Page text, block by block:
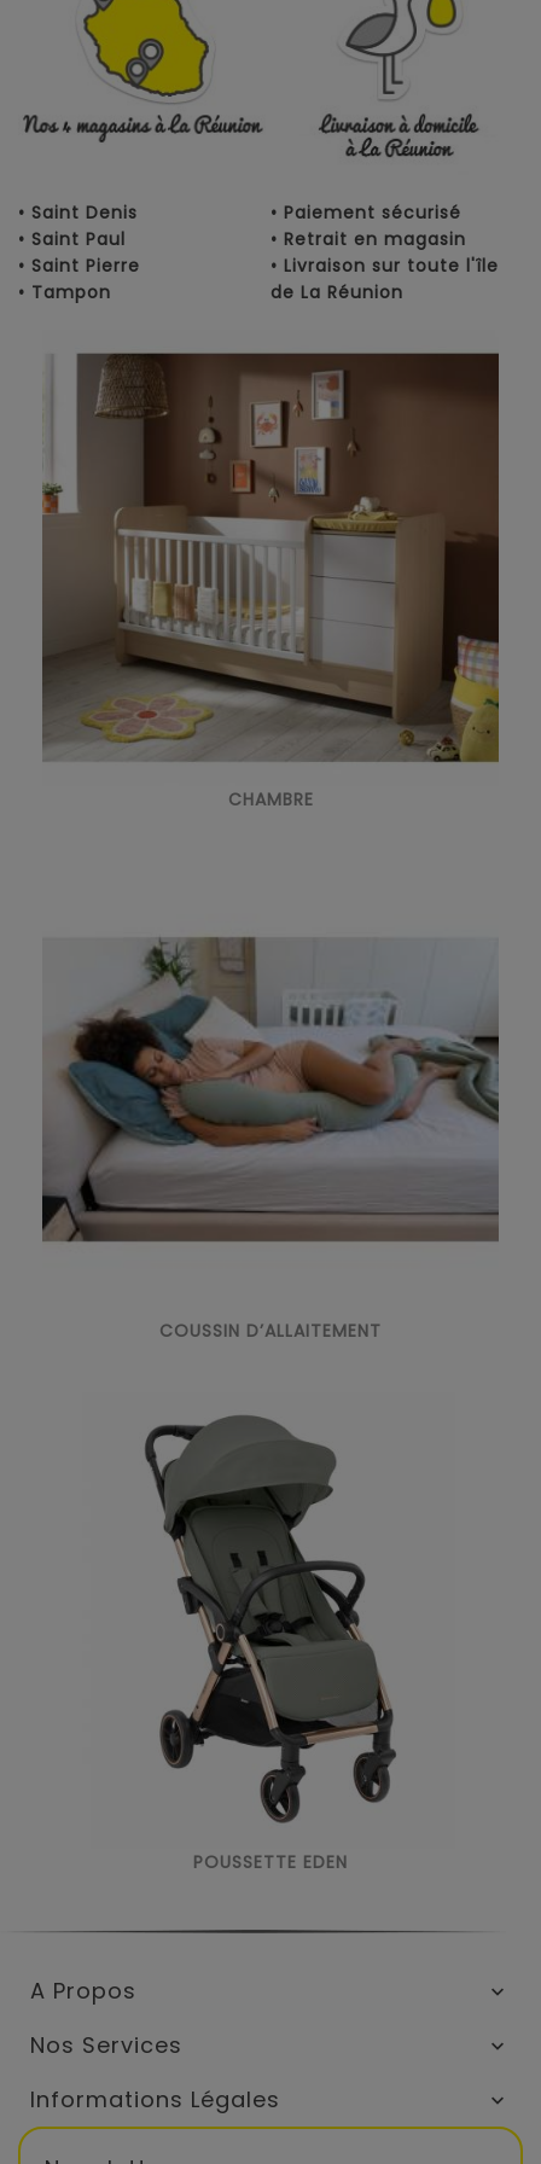
• Saint Denis
• Saint Paul
• Saint Pierre
• Tampon
• Paiement sécurisé
• Retrait en magasin
• Livraison sur toute l'île
de La Réunion
CHAMBRE
COUSSIN D’ALLAITEMENT
POUSSETTE EDEN
A Propos 
Nos Services 
Informations Légales 